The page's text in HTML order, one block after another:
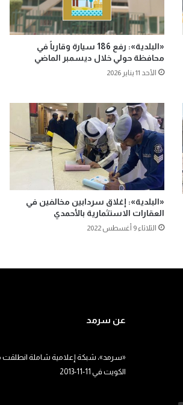
«البلدية»: رفع 186 سيارة وقارباً في
محافظة حولي خلال ديسمبر الماضي
الأحد 11 يناير 2026
«البلدية»: إغلاق سردابين مخالفين في
العقارات الاستثمارية بالأحمدي
الثلاثاء 9 أغسطس 2022
عن سرمد
«سرمد»، شبكة إعلامية شاملة انطلقت
الكويت في 11-11-2013